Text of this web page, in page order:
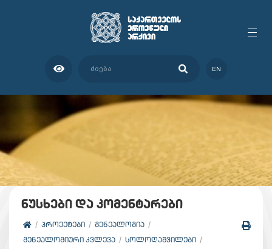
EN
ნუსხები და კომენტარები
ᲞᲠᲝᲔᲥᲢᲔᲑᲘ
ᲒᲔᲜᲔᲐᲚᲝᲒᲘᲐ
ᲒᲔᲜᲔᲐᲚᲝᲒᲘᲣᲠᲘ ᲙᲕᲚᲔᲕᲐ
ᲡᲝᲚᲝᲦᲐᲨᲕᲘᲚᲔᲑᲘ